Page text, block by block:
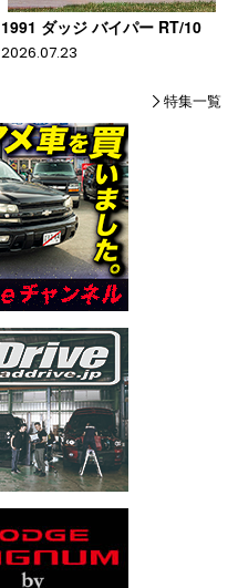
1991 ダッジ バイパー RT/10
2026.07.23
特集一覧